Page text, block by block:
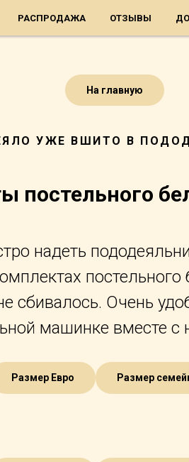
На главную
УЖЕ ВШИТО В
постельного
надеть
постельного
сбивалось. Очень
машинке вместе с
Размер Евро Размер
РАСПРОДАЖА ОТЗЫВЫ